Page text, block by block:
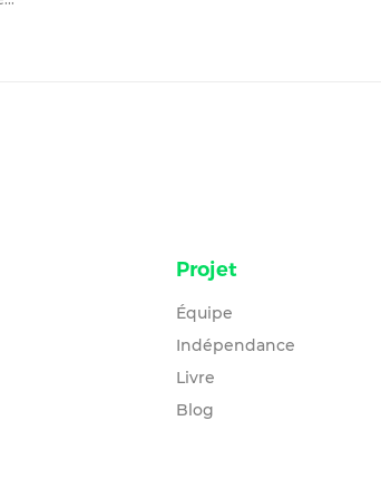
Projet
Équipe
Indépendance
Livre
Blog